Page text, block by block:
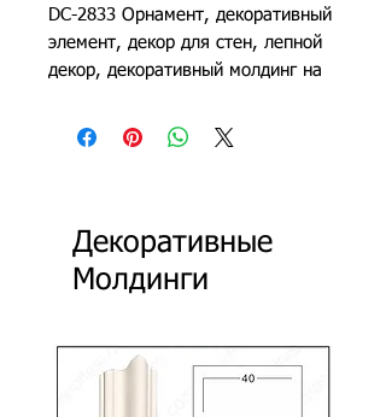
DC-2833 Орнамент, декоративный
элемент, декор для стен, лепной
декор, декоративный молдинг на
полиуретана
Декоративные
Молдинги